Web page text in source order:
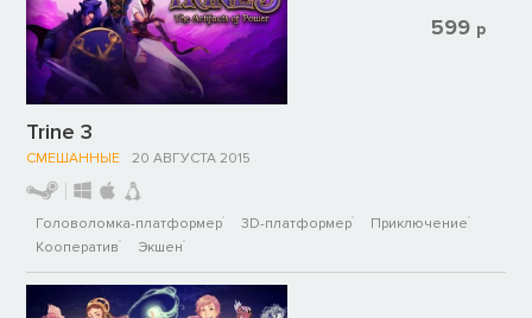
Trine 3
СМЕШАННЫЕ 20 АВГУСТА 2015
Головоломка-платформер 3D-платформер
Приключение
Кооператив
Экшен
599 р